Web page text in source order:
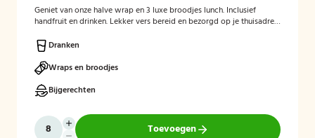
Geniet van onze halve wrap en 3 luxe broodjes lunch. Inclusief
handfruit en drinken. Lekker vers bereid en bezorgd op je thuisadres
Dranken
Wraps en broodjes
Bijgerechten
Toevoegen